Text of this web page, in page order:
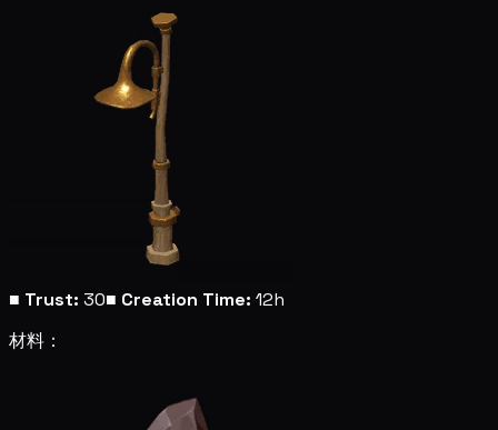
■ Trust: 30■ Creation Time: 12h
材料：